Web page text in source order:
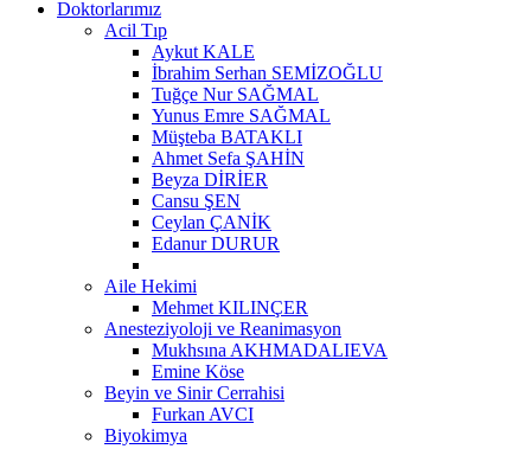
Doktorlarımız
Acil Tıp
Aykut KALE
İbrahim Serhan SEMİZOĞLU
Tuğçe Nur SAĞMAL
Yunus Emre SAĞMAL
Müşteba BATAKLI
Ahmet Sefa ŞAHİN
Beyza DİRİER
Cansu ŞEN
Ceylan ÇANİK
Edanur DURUR
Aile Hekimi
Mehmet KILINÇER
Anesteziyoloji ve Reanimasyon
Mukhsına AKHMADALIEVA
Emine Köse
Beyin ve Sinir Cerrahisi
Furkan AVCI
Biyokimya